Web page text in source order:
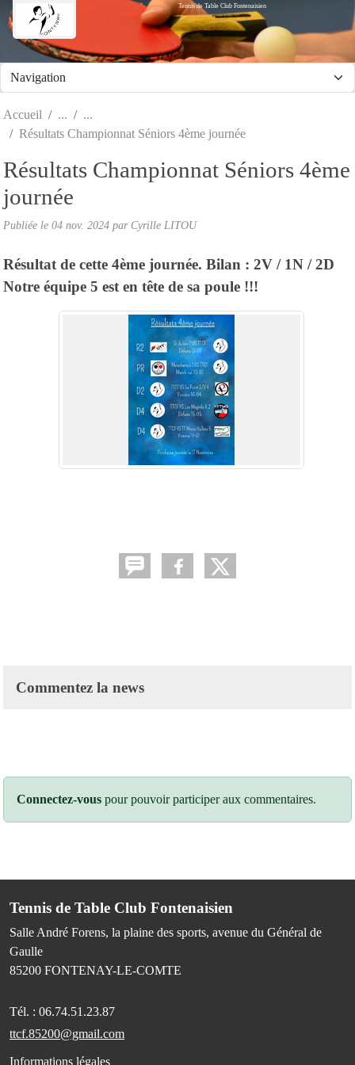
Tennis de Table Club Fontenaisien
Accueil
Résultats Championnat Séniors 4ème journée
Résultats Championnat Séniors 4ème
journée
Publiée le 04 nov. 2024 par Cyrille LITOU
Résultat de cette 4ème journée. Bilan : 2V / 1N / 2D
Notre équipe 5 est en tête de sa poule !!!
Commentez la news
Connectez-vous pour pouvoir participer aux commentaires.
Tennis de Table Club Fontenaisien
Salle André Forens, la plaine des sports, avenue du Général de
Gaulle
85200 FONTENAY-LE-COMTE
Tél. : 06.74.51.23.87
ttcf.85200@gmail.com
Informations légales
Panneau de gestion des cookies